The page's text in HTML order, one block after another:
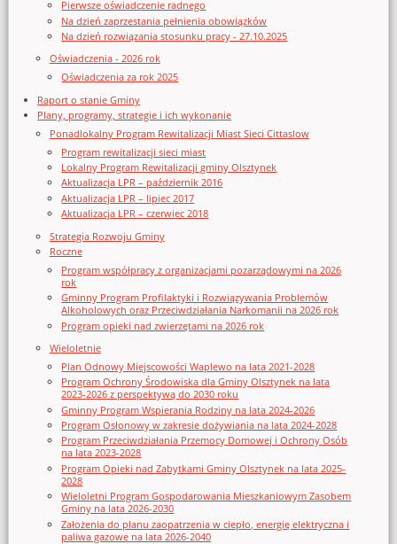
Pierwsze oświadczenie radnego
Na dzień zaprzestania pełnienia obowiązków
Na dzień rozwiązania stosunku pracy - 27.10.2025
Oświadczenia - 2026 rok
Oświadczenia za rok 2025
Raport o stanie Gminy
Plany, programy, strategie i ich wykonanie
Ponadlokalny Program Rewitalizacji Miast Sieci Cittaslow
Program rewitalizacji sieci miast
Lokalny Program Rewitalizacji gminy Olsztynek
Aktualizacja LPR – październik 2016
Aktualizacja LPR – lipiec 2017
Aktualizacja LPR – czerwiec 2018
Strategia Rozwoju Gminy
Roczne
Program współpracy z organizacjami pozarządowymi na 2026
rok
Gminny Program Profilaktyki i Rozwiązywania Problemów
Alkoholowych oraz Przeciwdziałania Narkomanii na 2026 rok
Program opieki nad zwierzętami na 2026 rok
Wieloletnie
Plan Odnowy Miejscowości Waplewo na lata 2021-2028
Program Ochrony Środowiska dla Gminy Olsztynek na lata
2023-2026 z perspektywą do 2030 roku
Gminny Program Wspierania Rodziny na lata 2024-2026
Program Osłonowy w zakresie dożywiania na lata 2024-2028
Program Przeciwdziałania Przemocy Domowej i Ochrony Osób
na lata 2023-2028
Program Opieki nad Zabytkami Gminy Olsztynek na lata 2025-
2028
Wieloletni Program Gospodarowania Mieszkaniowym Zasobem
Gminy na lata 2026-2030
Założenia do planu zaopatrzenia w ciepło, energię elektryczna i
paliwa gazowe na lata 2026-2040